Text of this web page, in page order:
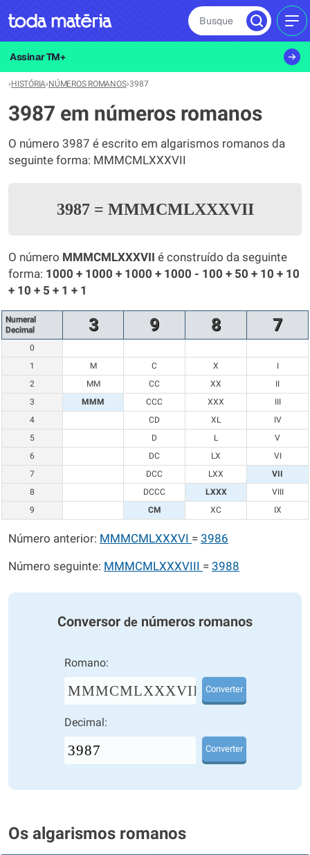
Busque
Assinar TM+
›HISTÓRIA›NÚMEROS ROMANOS›3987
3987 em números romanos
O número 3987 é escrito em algarismos romanos da
seguinte forma: MMMCMLXXXVII
3987 = MMMCMLXXXVII
O número MMMCMLXXXVII é construído da seguinte
forma: 1000 + 1000 + 1000 + 1000 - 100 + 50 + 10 + 10
+ 10 + 5 + 1 + 1
Numeral
Decimal
3 9 8 7
0
1
M C X
I
2
MM CC XX
II
3
MMM CCC XXX
III
4
CD XL
IV
5
D L
V
6
DC LX
VI
7
DCC LXX
VII
8
DCCC LXXX
VIII
9
CM XC IX
Número anterior: MMMCMLXXXVI = 3986
Número seguinte: MMMCMLXXXVIII = 3988
Conversor de números romanos
Romano:
MMMCMLXXXVII Converter
Decimal:
Converter
Os algarismos romanos